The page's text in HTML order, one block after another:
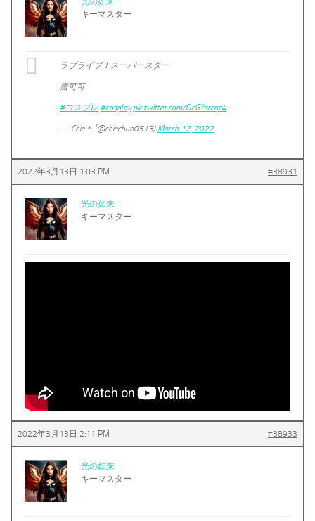
キーマスター
ラブライブ！スーパースター
唐可可
#コスプレ #cosplay pic.twitter.com/OcGYsrcqz4
— Chie＊ (@chiechun0515) March 12, 2022
2022年3月13日 1:03 PM #38931
光の如来
キーマスター
2022年3月13日 2:11 PM #38933
光の如来
キーマスター